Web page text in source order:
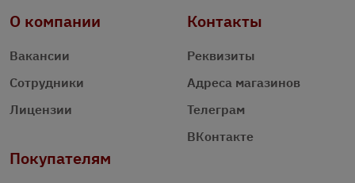
О компании
Вакансии
Сотрудники
Лицензии
Контакты
Реквизиты
Адреса магазинов
Телеграм
ВКонтакте
Покупателям